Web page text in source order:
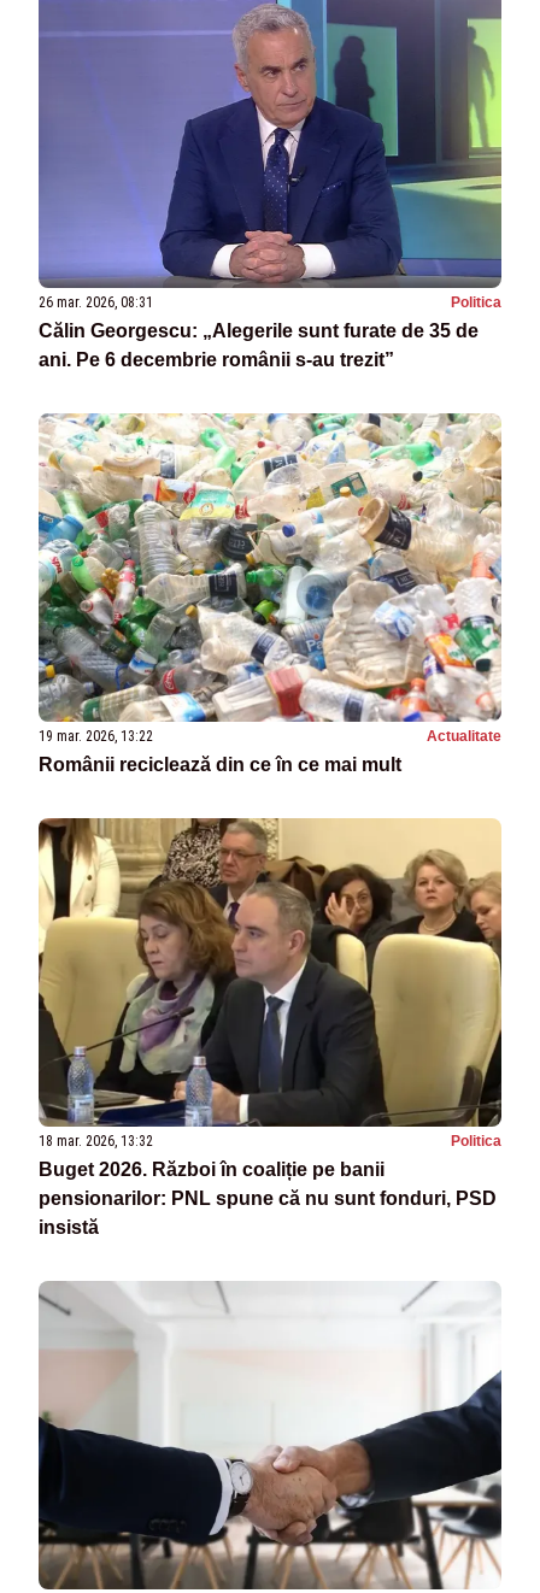
26 mar. 2026, 08:31 Politica
Călin Georgescu: „Alegerile sunt furate de 35 de
ani. Pe 6 decembrie românii s-au trezit”
19 mar. 2026, 13:22 Actualitate
Românii reciclează din ce în ce mai mult
18 mar. 2026, 13:32 Politica
Buget 2026. Război în coaliție pe banii
pensionarilor: PNL spune că nu sunt fonduri, PSD
insistă